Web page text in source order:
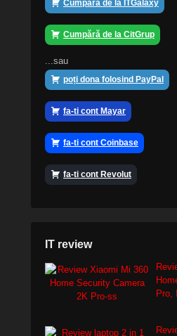
Cumpără de la ITGalaxy
Cumpără de la CitGrup
...sau
poți dona folosind PayPal
fa-ti cont Mayar
fa-ti cont Coinbase
fa-ti cont Revolut
IT review
Pro,